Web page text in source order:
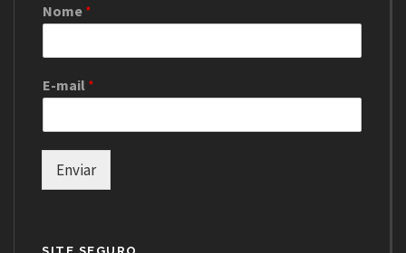
Nome *
E-mail *
Enviar